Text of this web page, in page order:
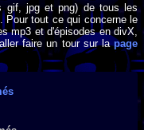
gif, jpg et png) de tous les
Pour tout ce qui concerne le
mp3 et d'épisodes en divX,
faire un tour sur lapage